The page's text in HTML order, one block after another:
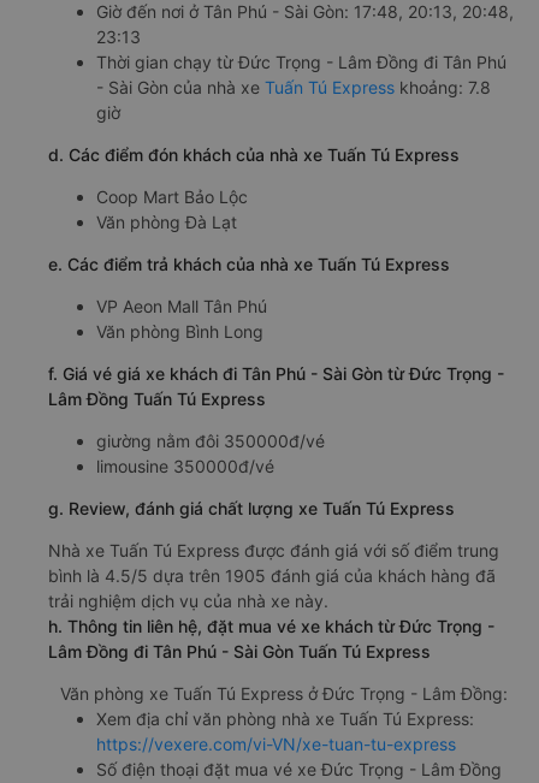
Giờ đến nơi ở Tân Phú - Sài Gòn: 17:48, 20:13, 20:48,
23:13
Thời gian chạy từ Đức Trọng - Lâm Đồng đi Tân Phú
- Sài Gòn của nhà xe Tuấn Tú Express khoảng: 7.8
giờ
d. Các điểm đón khách của nhà xe Tuấn Tú Express
Coop Mart Bảo Lộc
Văn phòng Đà Lạt
e. Các điểm trả khách của nhà xe Tuấn Tú Express
VP Aeon Mall Tân Phú
Văn phòng Bình Long
f. Giá vé giá xe khách đi Tân Phú - Sài Gòn từ Đức Trọng -
Lâm Đồng Tuấn Tú Express
giường nằm đôi 350000đ/vé
limousine 350000đ/vé
g. Review, đánh giá chất lượng xe Tuấn Tú Express
Nhà xe Tuấn Tú Express được đánh giá với số điểm trung
bình là 4.5/5 dựa trên 1905 đánh giá của khách hàng đã
trải nghiệm dịch vụ của nhà xe này.
h. Thông tin liên hệ, đặt mua vé xe khách từ Đức Trọng -
Lâm Đồng đi Tân Phú - Sài Gòn Tuấn Tú Express
Văn phòng xe Tuấn Tú Express ở Đức Trọng - Lâm Đồng:
Xem địa chỉ văn phòng nhà xe Tuấn Tú Express:
https://vexere.com/vi-VN/xe-tuan-tu-express
Số điện thoại đặt mua vé xe Đức Trọng - Lâm Đồng